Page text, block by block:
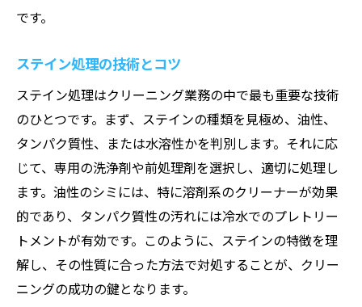
です。
ステイン処理の技術とコツ
ステイン処理はクリーニング業務の中で最も重要な技術
のひとつです。まず、ステインの種類を見極め、油性、
タンパク質性、または水溶性かを判別します。それに応
じて、専用の洗浄剤や前処理剤を選択し、適切に処理し
ます。油性のシミには、特に溶剤系のクリーナーが効果
的であり、タンパク質性の汚れには冷水でのプレトリー
トメントが有効です。このように、ステインの特徴を理
解し、その性質に合った方法で対処することが、クリー
ニングの成功の鍵となります。